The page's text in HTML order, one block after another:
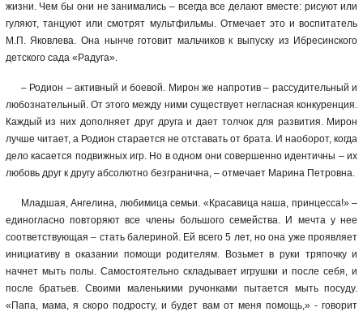
жизни. Чем бы они не занимались – всегда все делают вместе: рисуют или
гуляют, танцуют или смотрят мультфильмы. Отмечает это и воспитатель
М.П. Яковлева. Она нынче готовит мальчиков к выпуску из Ибресинского
детского сада «Радуга».
–Родион – активный и боевой. Мирон же напротив – рассудительный и
любознательный. От этого между ними существует негласная конкуренция.
Каждый из них дополняет друг друга и дает толчок для развития. Мирон
лучше читает, а Родион старается не отставать от брата. И наоборот, когда
дело касается подвижных игр. Но в одном они совершенно идентичны – их
любовь друг к другу абсолютно безгранична, – отмечает Марина Петровна.
Младшая, Ангелина, любимица семьи. «Красавица наша, принцесса!» –
единогласно повторяют все члены большого семейства. И мечта у нее
соответствующая – стать балериной. Ей всего 5 лет, но она уже проявляет
инициативу в оказании помощи родителям. Возьмет в руки тряпочку и
начнет мыть полы. Самостоятельно складывает игрушки и после себя, и
после братьев. Своими маленькими ручонками пытается мыть посуду.
«Папа, мама, я скоро подросту, и будет вам от меня помощь,» - говорит